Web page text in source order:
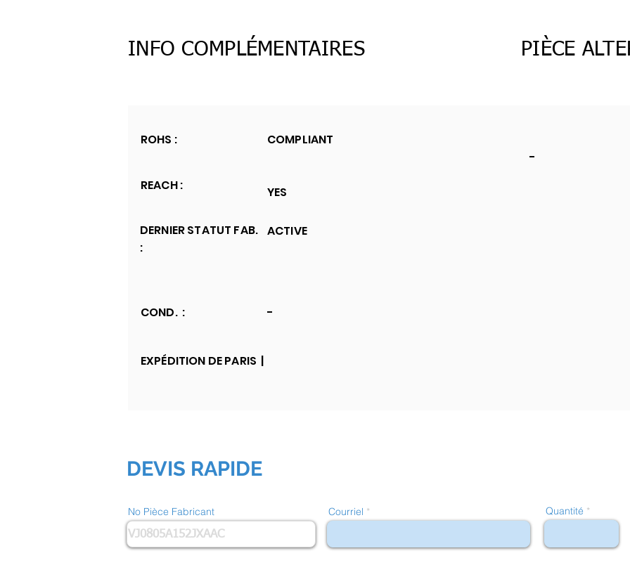
INFO COMPLÉMENTAIRES PIÈCE
ROHS :
COMPLIANT
-
REACH :
DERNIER STATUT FAB.
:
YES
ACTIVE
COND. : -
EXPÉDITION DE PARIS |
DEVIS RAPIDE
No Pièce Fabricant Courriel Quantité